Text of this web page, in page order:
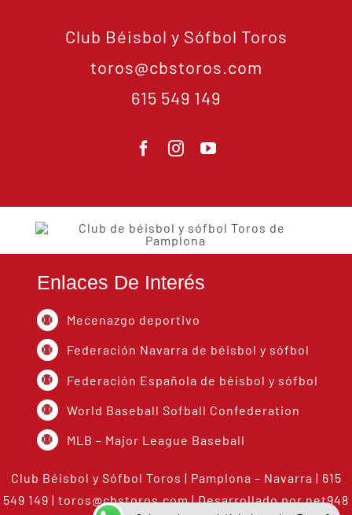
Club Béisbol y Sófbol Toros
toros@cbstoros.com
615 549 149
Enlaces De Interés
Mecenazgo deportivo
Federación Navarra de béisbol y sófbol
Federación Española de béisbol y sófbol
World Baseball Sofball Confederation
MLB – Major League Baseball
Club Béisbol y Sófbol Toros | Pamplona – Navarra | 615
549 149 | toros@cbstoros.com | Desarrollado por net948